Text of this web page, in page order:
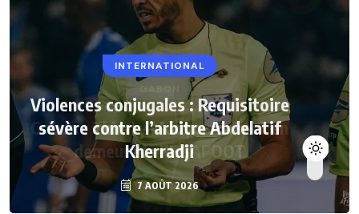
INTERNATIONAL
Violences conjugales : Requisitoire
sévère contre l’arbitre Abdelatif
Kherradji
7 AOÛT 2026